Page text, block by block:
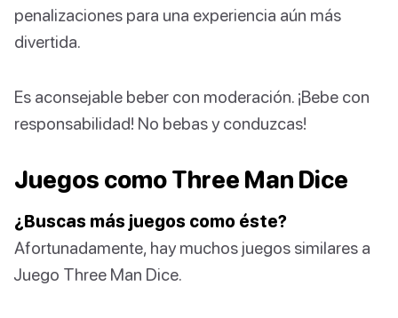
penalizaciones para una experiencia aún más
divertida.
Es aconsejable beber con moderación. ¡Bebe con
responsabilidad! No bebas y conduzcas!
Juegos como Three Man Dice
¿Buscas más juegos como éste?
Afortunadamente, hay muchos juegos similares a
Juego Three Man Dice.